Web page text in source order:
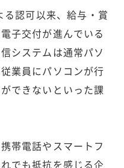
認可以来、給与・賞
子交付が進んでいる
システムは通常パソ
業員にパソコンが行
できないといった課
帯電話やスマートフ
でも抵抗を感じる企